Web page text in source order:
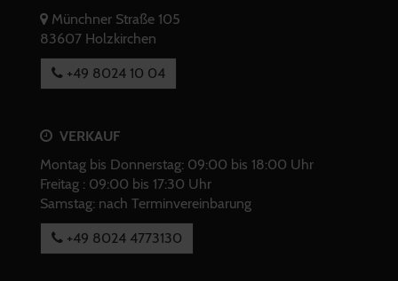
Münchner Straße 105
83607 Holzkirchen
+49 8024 10 04
VERKAUF
Montag bis Donnerstag: 09:00 bis 18:00 Uhr
Freitag : 09:00 bis 17:30 Uhr
Samstag: nach Terminvereinbarung
+49 8024 4773130